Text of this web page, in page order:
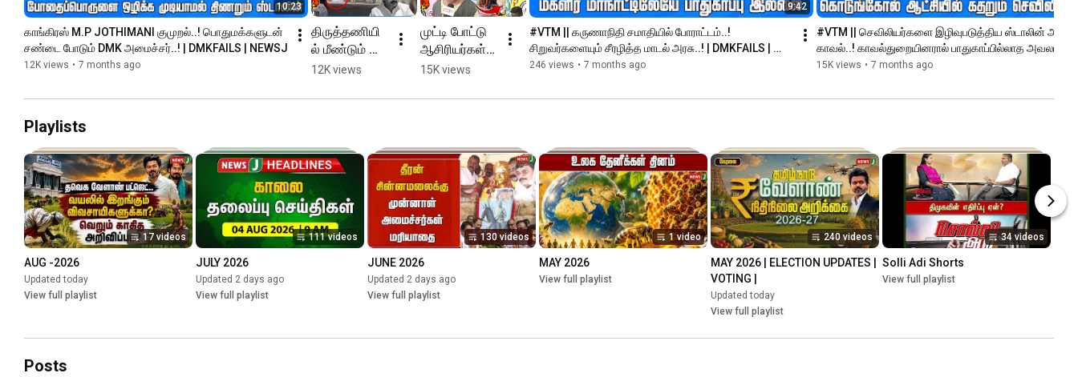
10:23
காங்கிரஸ் M.P JOTHIMANI குமுறல்..! பொதுமக்களுடன்
சண்டை போடும் DMK அமைச்சர்..! | DMKFAILS | NEWSJ
12K views • 7 months ago
திருத்தணியி
ல் மீண்டும்
மீண்டும்
சா
இளைஞர்கள்,
சிறுவர்கள்! |
VTM
12K views
முட்டி போட்டு
ஆசிரியர்கள்
நூதன
டாலினுக்கு
தண்டனை
என குமுறல்!
15K views
9:42
#VTM || கருணாநிதி சமாதியில் போராட்டம்..!
சிறுவர்களையும் சீரழித்த மாடல் அரசு..! | DMKFAILS |
NEWSJ
246 views • 7 months ago
#VTM || செவிலியர்களை இழிவுபடுத்திய ஸ்டாலின் அரசு
காவல்..! காவல்துறையினரால் பாதுகாப்பில்லாத அவலம்
15K views • 7 months ago
Playlists
17 videos
AUG -2026
Updated today
View full playlist
111 videos
JULY 2026
Updated 2 days ago
View full playlist
130 videos
JUNE 2026
Updated 2 days ago
View full playlist
1 video
MAY 2026
View full playlist
240 videos
MAY 2026 | ELECTION UPDATES |
VOTING |
Updated today
View full playlist
34 videos
Solli Adi Shorts
View full playlist
Posts